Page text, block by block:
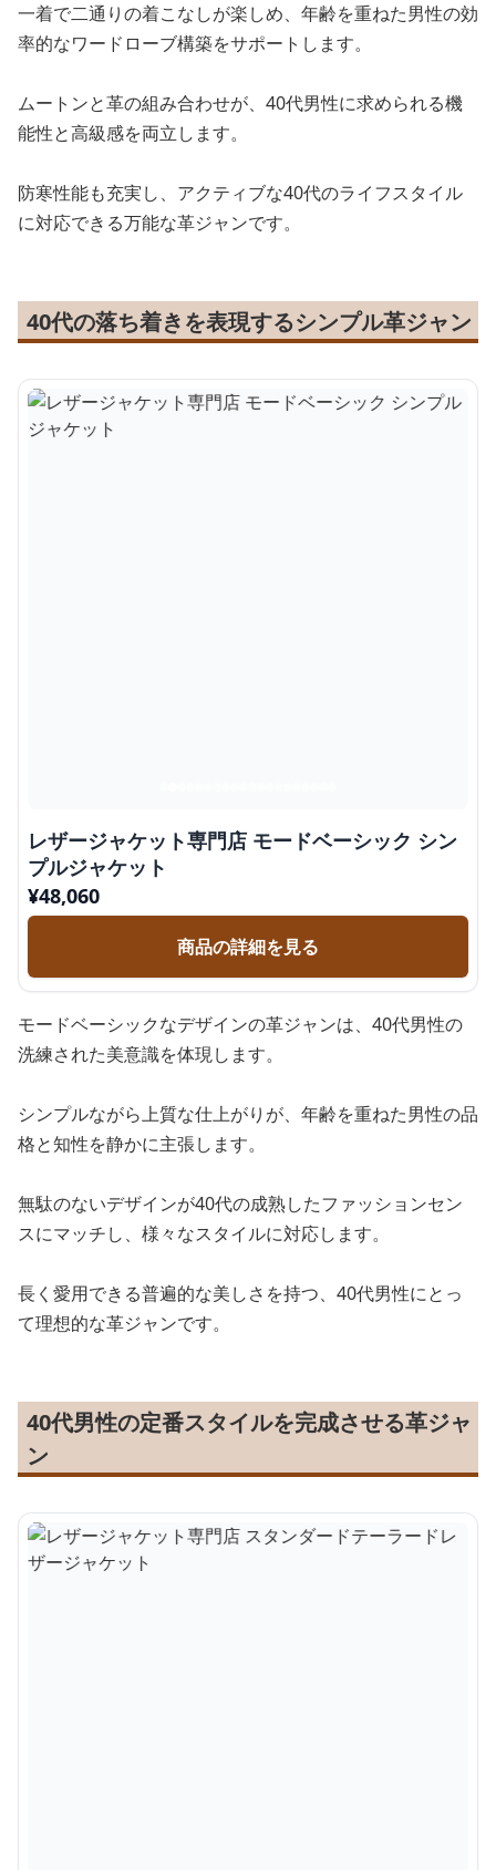
一着で二通りの着こなしが楽しめ、年齢を重ねた男性の効
率的なワードローブ構築をサポートします。
ムートンと革の組み合わせが、40代男性に求められる機
能性と高級感を両立します。
防寒性能も充実し、アクティブな40代のライフスタイル
に対応できる万能な革ジャンです。
40代の落ち着きを表現するシンプル革ジャン
レザージャケット専門店 モードベーシック シン
プルジャケット
¥48,060
商品の詳細を見る
モードベーシックなデザインの革ジャンは、40代男性の
洗練された美意識を体現します。
シンプルながら上質な仕上がりが、年齢を重ねた男性の品
格と知性を静かに主張します。
無駄のないデザインが40代の成熟したファッションセン
スにマッチし、様々なスタイルに対応します。
長く愛用できる普遍的な美しさを持つ、40代男性にとっ
て理想的な革ジャンです。
40代男性の定番スタイルを完成させる革ジャ
ン